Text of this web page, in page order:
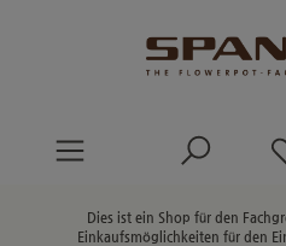
Dies ist ein Shop für den
Einkaufsmöglichkeiten für den